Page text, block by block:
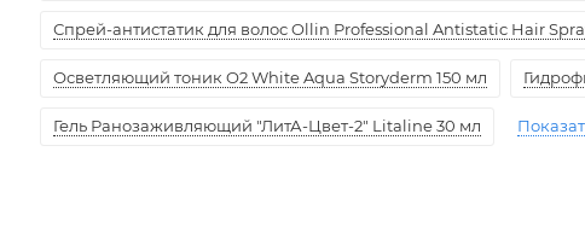
Спрей-антистатик для волос Ollin Professional Antistatic Hair
Осветляющий тоник O2 White Aqua Storyderm 150 мл
Гель Ранозаживляющий "ЛитА-Цвет-2" Litaline 30 мл